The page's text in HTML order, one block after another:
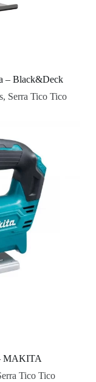
– Black&Deck
, Serra Tico Tico
MAKITA
Tico Tico